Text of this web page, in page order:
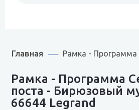
Главная Рамка - Программа
Рамка - Программа
поста - Бирюзовый
66644 Legrand